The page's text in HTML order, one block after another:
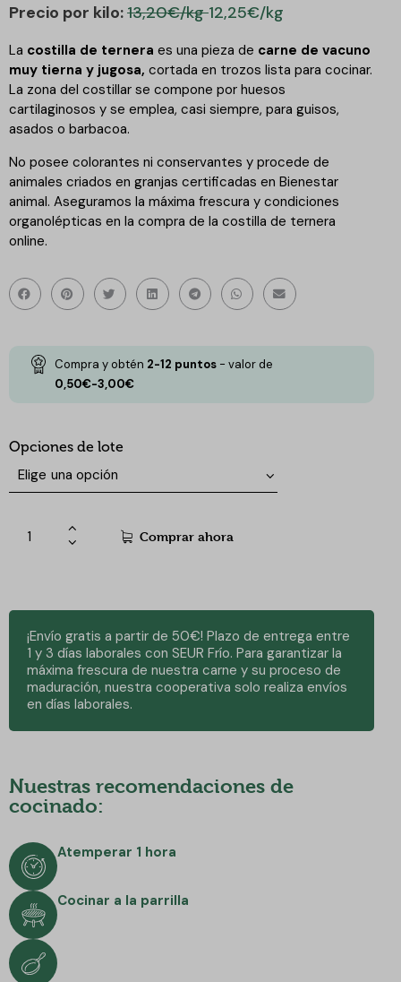
Precio por kilo:13,20€/kg12,25€/kg
La costilla de ternera es una pieza de carne de vacuno
muy tierna y jugosa, cortada en trozos lista para cocinar.
La zona del costillar se compone por huesos
cartilaginosos y se emplea, casi siempre, para guisos,
asados o barbacoa.
No posee colorantes ni conservantes y procede de
animales criados en granjas certificadas en Bienestar
animal. Aseguramos la máxima frescura y condiciones
organolépticas en la compra de la costilla de ternera
online.
Compra y obtén 2-12 puntos - valor de
0,50€-3,00€
Opciones de lote
Comprar ahora
¡Envío gratis a partir de 50€! Plazo de entrega entre
1 y 3 días laborales con SEUR Frío. Para garantizar la
máxima frescura de nuestra carne y su proceso de
maduración, nuestra cooperativa solo realiza envíos
en días laborales.
Nuestras recomendaciones de
cocinado:
Atemperar 1 hora
Cocinar a la parrilla